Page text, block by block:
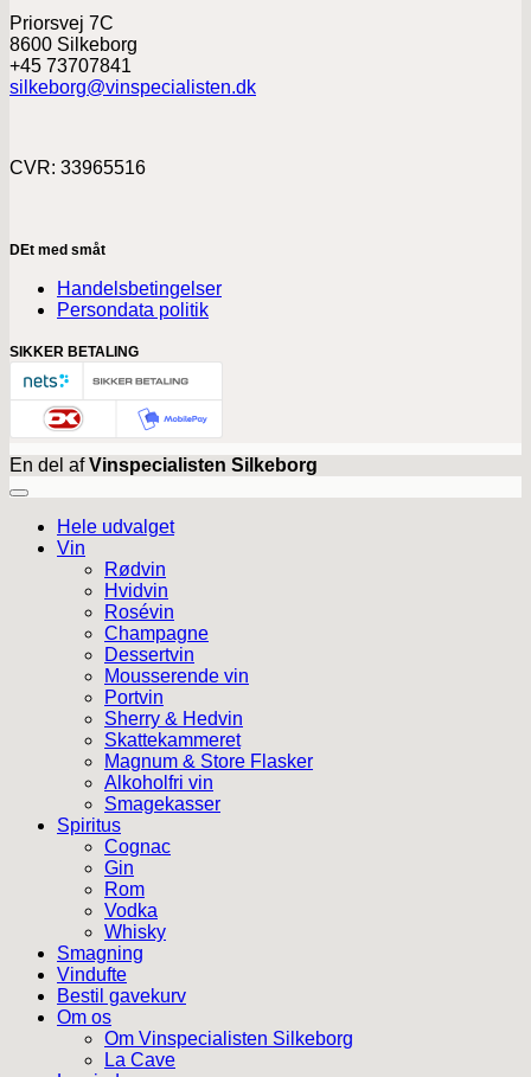
Priorsvej 7C
8600 Silkeborg
+45 73707841
silkeborg@vinspecialisten.dk
CVR: 33965516
DEt med småt
Handelsbetingelser
Persondata politik
SIKKER BETALING
En del afVinspecialisten Silkeborg
Hele udvalget
Vin
Rødvin
Hvidvin
Rosévin
Champagne
Dessertvin
Mousserende vin
Portvin
Sherry & Hedvin
Skattekammeret
Magnum & Store Flasker
Alkoholfri vin
Smagekasser
Spiritus
Cognac
Gin
Rom
Vodka
Whisky
Smagning
Vindufte
Bestil gavekurv
Om os
Om Vinspecialisten Silkeborg
La Cave